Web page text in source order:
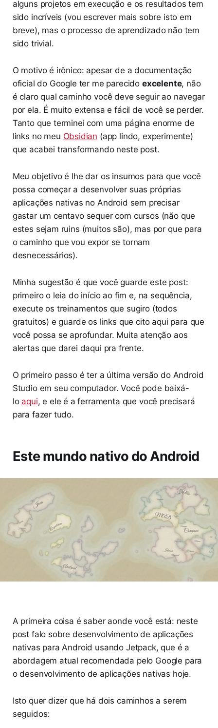
alguns projetos em execução e os resultados tem
sido incríveis (vou escrever mais sobre isto em
breve), mas o processo de aprendizado não tem
sido trivial.
O motivo é irônico: apesar de a documentação
oficial do Google ter me parecido excelente, não
é claro qual caminho você deve seguir ao navegar
por ela. É muito extensa e fácil de você se perder.
Tanto que terminei com uma página enorme de
links no meu Obsidian (app lindo, experimente)
que acabei transformando neste post.
Meu objetivo é lhe dar os insumos para que você
possa começar a desenvolver suas próprias
aplicações nativas no Android sem precisar
gastar um centavo sequer com cursos (não que
estes sejam ruins (muitos são), mas por que para
o caminho que vou expor se tornam
desnecessários).
Minha sugestão é que você guarde este post:
primeiro o leia do início ao fim e, na sequência,
execute os treinamentos que sugiro (todos
gratuitos) e guarde os links que cito aqui para que
você possa se aprofundar. Muita atenção aos
alertas que darei daqui pra frente.
O primeiro passo é ter a última versão do Android
Studio em seu computador. Você pode baixá-
lo aqui, e ele é a ferramenta que você precisará
para fazer tudo.
Este mundo nativo do Android
A primeira coisa é saber aonde você está: neste
post falo sobre desenvolvimento de aplicações
nativas para Android usando Jetpack, que é a
abordagem atual recomendada pelo Google para
o desenvolvimento de aplicações nativas hoje.
Isto quer dizer que há dois caminhos a serem
seguidos: